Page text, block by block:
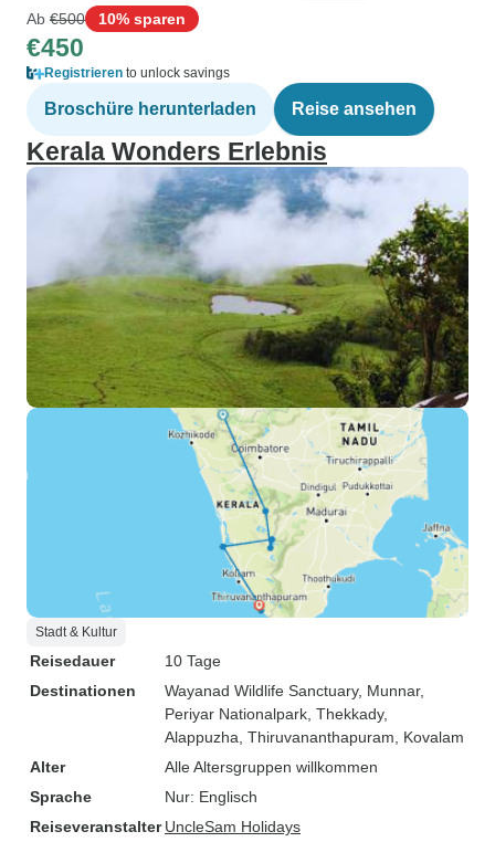
Ab €500 10% sparen
€450
Registrieren to unlock savings
Broschüre herunterladen Reise ansehen
Kerala Wonders Erlebnis
Stadt & Kultur
Reisedauer
10 Tage
Destinationen
Wayanad Wildlife Sanctuary, Munnar,
Periyar Nationalpark , Thekkady,
Alappuzha , Thiruvananthapuram , Kovalam
Alter
Alle Altersgruppen willkommen
Sprache
Nur: Englisch
Reiseveranstalter UncleSam Holidays